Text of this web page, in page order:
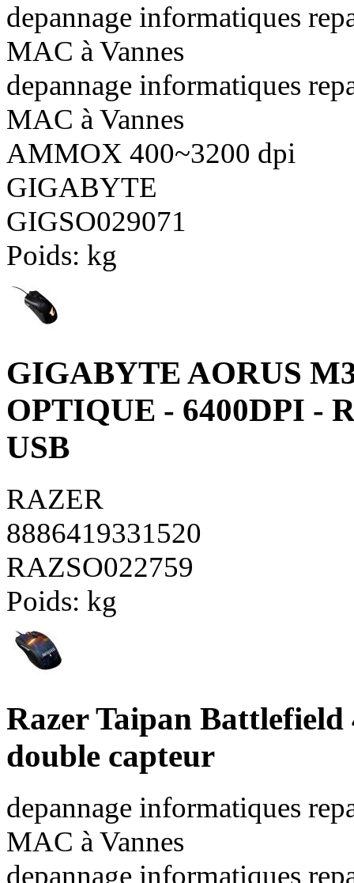
depannage informatiques
MAC à Vannes
depannage informatiques
MAC à Vannes
AMMOX 400~3200 dpi
GIGABYTE
GIGSO029071
Poids: kg
GIGABYTE AORUS
OPTIQUE - 6400DPI -
USB
RAZER
8886419331520
RAZSO022759
Poids: kg
Razer Taipan
double capteur
depannage informatiques
MAC à Vannes
depannage informatiques